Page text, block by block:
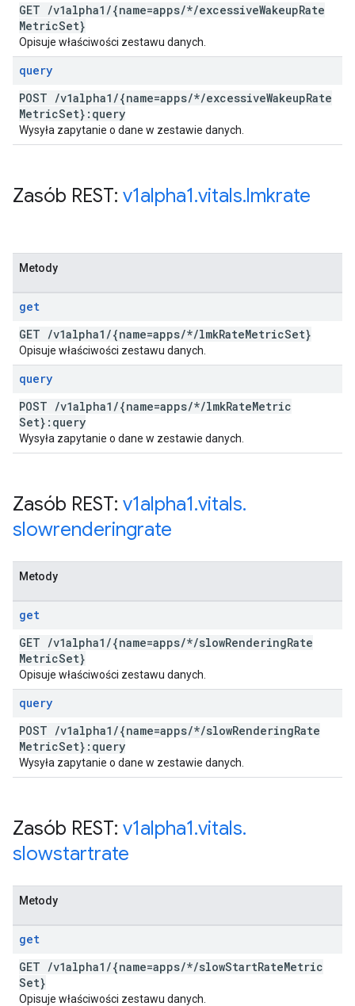
GET /v1alpha1 /{name=apps/*/excessiveWakeupRate
MetricSet}
Opisuje właściwości zestawu danych.
query
POST /v1alpha1 /{name=apps/*/excessiveWakeupRate
MetricSet}:query
Wysyła zapytanie o dane w zestawie danych.
Zasób REST: v1alpha1.vitals.lmkrate
Metody
get
GET /v1alpha1 /{name=apps/*/lmkRateMetricSet}
Opisuje właściwości zestawu danych.
query
POST /v1alpha1 /{name=apps/*/lmkRateMetric
Set}:query
Wysyła zapytanie o dane w zestawie danych.
Zasób REST: v1alpha1.vitals.
slowrenderingrate
Metody
get
GET /v1alpha1 /{name=apps/*/slowRenderingRate
MetricSet}
Opisuje właściwości zestawu danych.
query
POST /v1alpha1 /{name=apps/*/slowRenderingRate
MetricSet}:query
Wysyła zapytanie o dane w zestawie danych.
Zasób REST: v1alpha1.vitals.
slowstartrate
Metody
get
GET /v1alpha1 /{name=apps/*/slowStartRateMetric
Set}
Opisuje właściwości zestawu danych.